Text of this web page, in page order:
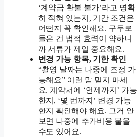
‘계약금 환불 불가’라고 명확
히 적혀 있는지, 기간 조건은
어떤지 꼭 확인해요. 구두로
들은 건 법적 효력이 약하니
까 서류가 제일 중요해요.
변경 가능 항목, 기한 확인
“촬영 날짜는 나중에 조정 가
능해요” 이런 말 믿지 마세
요. 계약서에 ‘언제까지’ 가능
한지, ‘몇 번까지’ 변경 가능
한지 확인해야 해요. 그거 안
보면 나중에 추가비용 붙을
수도 있어요.